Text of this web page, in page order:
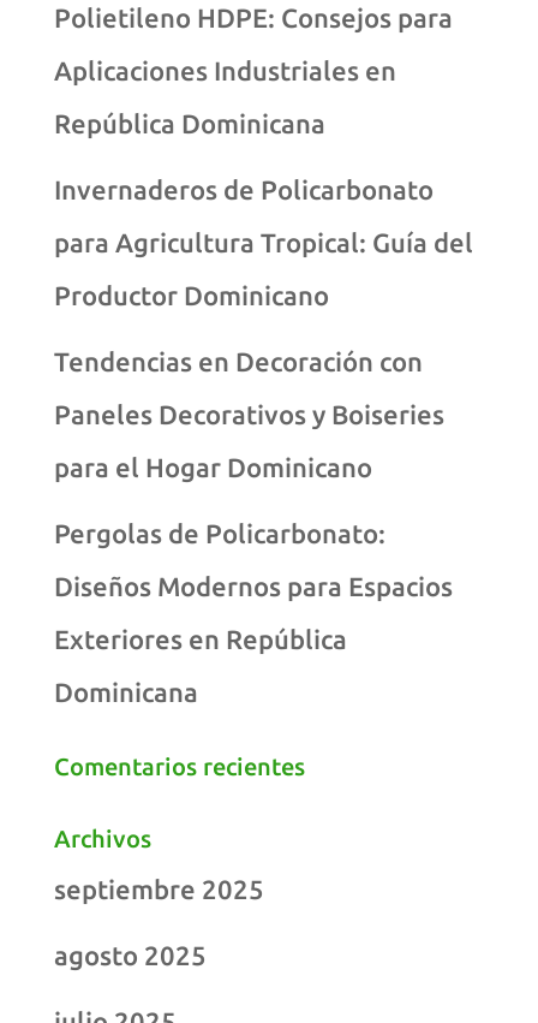
Polietileno HDPE: Consejos para
Aplicaciones Industriales en
República Dominicana
Invernaderos de Policarbonato
para Agricultura Tropical: Guía del
Productor Dominicano
Tendencias en Decoración con
Paneles Decorativos y Boiseries
para el Hogar Dominicano
Pergolas de Policarbonato:
Diseños Modernos para Espacios
Exteriores en República
Dominicana
Comentarios recientes
Archivos
septiembre 2025
agosto 2025